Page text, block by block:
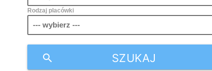
Rodzaj placówki
SZUKAJ
search